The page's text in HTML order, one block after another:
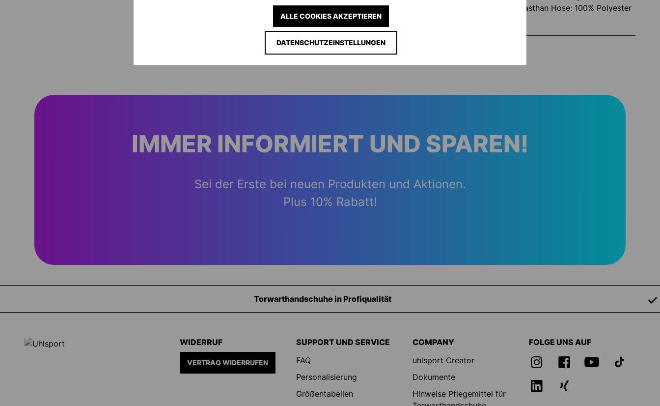
(recycelt) / 8% Elasthan Hose: 100% Polyester
Artikelnummer
IMMER INFORMIERT UND SPAREN!
Sei der Erste bei neuen Produkten und Aktionen.
Plus 10% Rabatt!
Ausrüstung für Torhüter
WIDERRUF
VERTRAG WIDERRUFEN
SUPPORT UND SERVICE
FAQ
Personalisierung
Größentabellen
COMPANY
uhlsport Creator
Dokumente
Hinweise Pflegemittel für
FOLGE UNS AUF
DATENSCHUTZEINSTELLUNGEN
ALLE COOKIES AKZEPTIEREN